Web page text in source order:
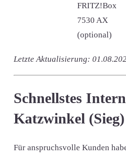
FRITZ!Box
7530 AX
(optional)
Letzte Aktualisierung:
Schnellstes
Katzwinkel (Sieg)
Für anspruchsvolle Kunden